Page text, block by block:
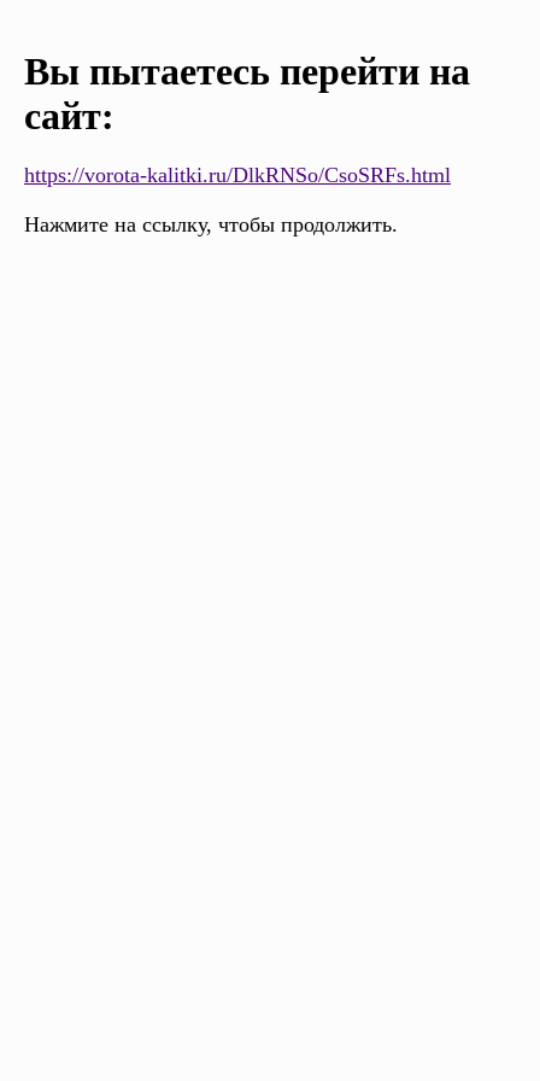
Вы пытаетесь перейти на
сайт:
https://vorota-kalitki.ru/DlkRNSo/CsoSRFs.html
Нажмите на ссылку, чтобы продолжить.